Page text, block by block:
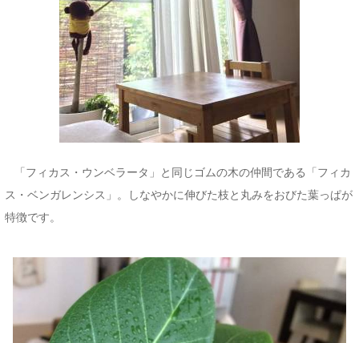
「フィカス・ウンベラータ」と同じゴムの木の仲間である「フィカ
ス・ベンガレンシス」。しなやかに伸びた枝と丸みをおびた葉っぱが
特徴です。